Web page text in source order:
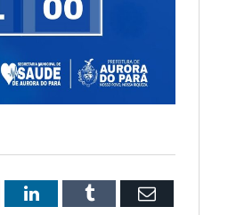
LinkedInTumblr Email